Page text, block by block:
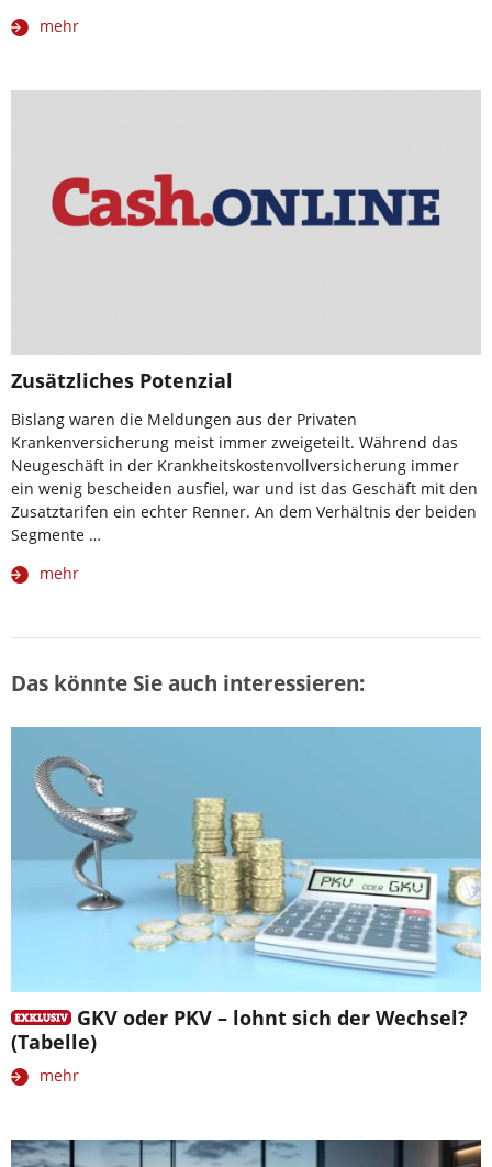
mehr
Zusätzliches Potenzial
Bislang waren die Meldungen aus der Privaten
Krankenversicherung meist immer zweigeteilt. Während das
Neugeschäft in der Krankheitskostenvollversicherung immer
ein wenig bescheiden ausfiel, war und ist das Geschäft mit den
Zusatztarifen ein echter Renner. An dem Verhältnis der beiden
Segmente …
mehr
Das könnte Sie auch interessieren:
GKV oder PKV – lohnt sich der Wechsel?
(Tabelle)
mehr